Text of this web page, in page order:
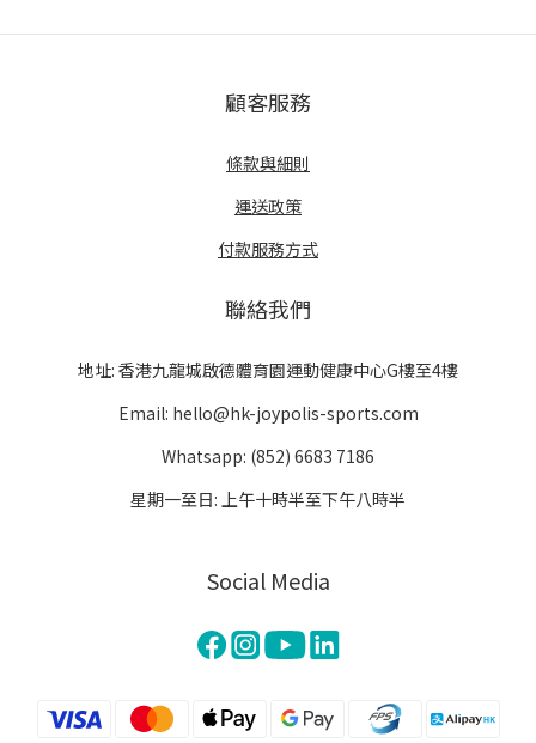
顧客服務
條款與細則
運送政策
付款服務方式
聯絡我們
地址: 香港九龍城啟德體育園運動健康中心G樓至4樓
Email: hello@hk-joypolis-sports.com
Whatsapp: (852) 6683 7186
星期一至日: 上午十時半至下午八時半
Social Media